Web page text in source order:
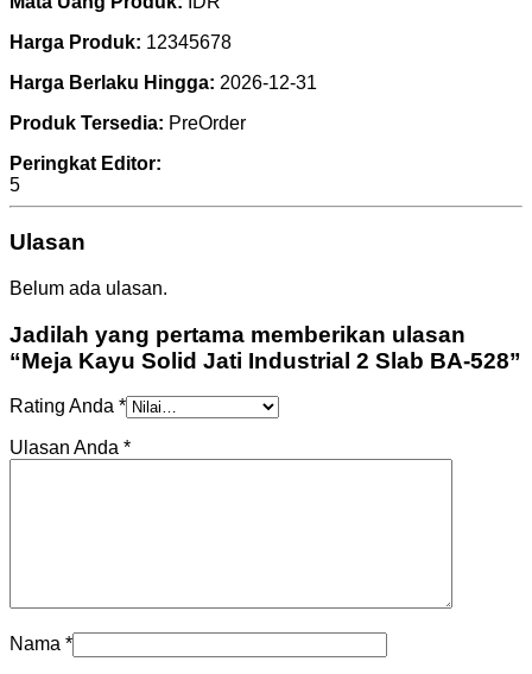
Harga Produk: 12345678
Harga Berlaku Hingga: 2026-12-31
Produk Tersedia: PreOrder
Peringkat Editor:
5
Ulasan
Belum ada ulasan.
Jadilah yang pertama memberikan ulasan
“Meja Kayu Solid Jati Industrial 2 Slab BA-528”
Rating Anda *
Ulasan Anda *
Nama *